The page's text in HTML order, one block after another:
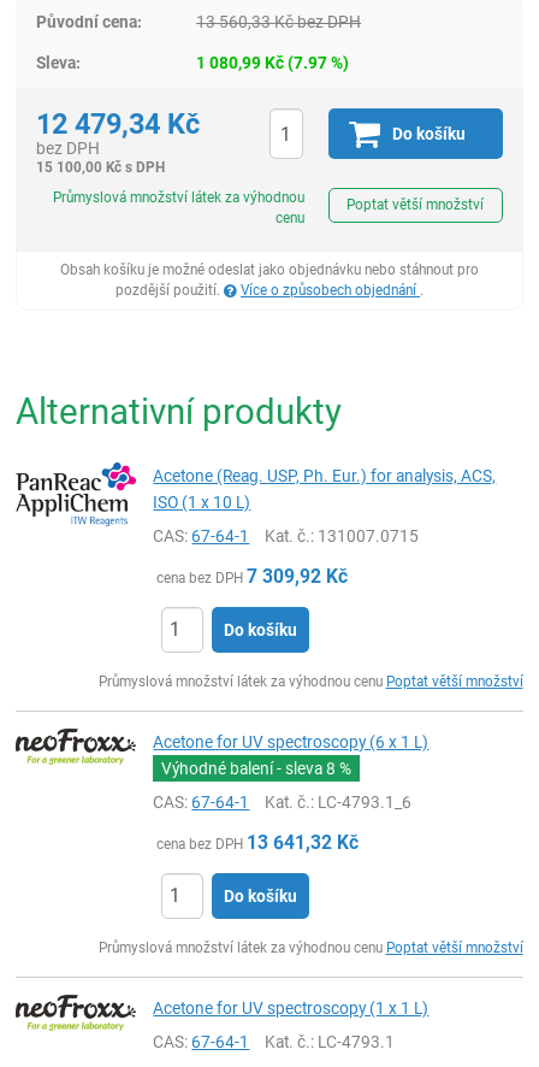
Původní cena: 13 560,33Kčbez DPH
Sleva: 1 080,99Kč(7.97%)
12 479,34 Kč
bez DPH
15 100,00 Kč s DPH
Do košíku
Průmyslová množství látek za výhodnou
cenu
Poptat větší množství
Obsah košíku je možné odeslat jako objednávku nebo stáhnout pro
pozdější použití.
Více o způsobech objednání
Alternativní produkty
Acetone (Reag. USP, Ph. Eur.) for analysis, ACS,
ISO (1 x 10 L)
CAS:67-64-1 Kat. č.: 131007.0715
cena bez DPH 7 309,92 Kč
Do košíku
Průmyslová množství látek za výhodnou cenu Poptat větší množství
Acetone for UV spectroscopy (6 x 1 L)
Výhodné balení - sleva8 %
CAS:67-64-1 Kat. č.: LC-4793.1_6
cena bez DPH 13 641,32 Kč
Do košíku
Průmyslová množství látek za výhodnou cenu Poptat větší množství
Acetone for UV spectroscopy (1 x 1 L)
CAS:67-64-1 Kat. č.: LC-4793.1